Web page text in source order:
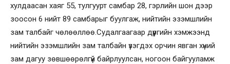
хулдаасан хаяг 55, тулгуурт самбар 28, гэрлийн шон дээр
зоосон 6 нийт 89 самбарыг буулгаж, нийтийн эзэмшлийн
зам талбайг чөлөөллөө.Судалгаагаар дүүргийн хэмжээнд
нийтийн эзэмшлийн зам талбайн үзэгдэх орчин явган хүний
зам дагуу зөвшөөрөлгүй байрлуулсан, ногоон байгууламж